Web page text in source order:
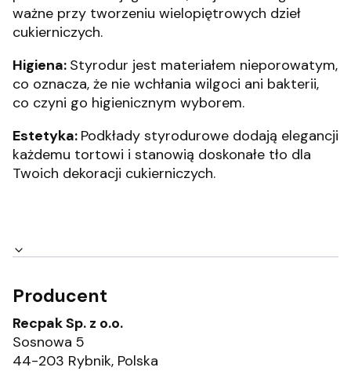
ważne przy tworzeniu wielopiętrowych dzieł
cukierniczych.
Higiena: Styrodur jest materiałem nieporowatym,
co oznacza, że nie wchłania wilgoci ani bakterii,
co czyni go higienicznym wyborem.
Estetyka: Podkłady styrodurowe dodają elegancji
każdemu tortowi i stanowią doskonałe tło dla
Twoich dekoracji cukierniczych.
Producent
Recpak Sp. z o.o.
Sosnowa 5
44-203 Rybnik, Polska